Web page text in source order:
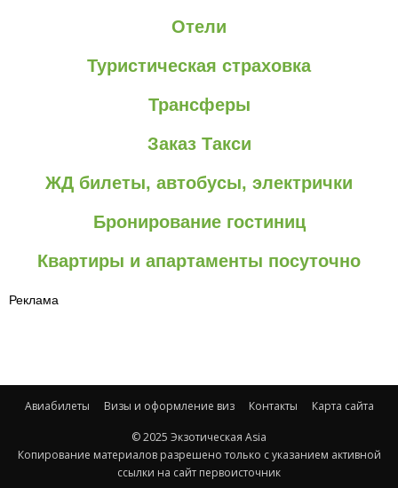
Отели
Туристическая страховка
Трансферы
Заказ Такси
ЖД билеты, автобусы, электрички
Бронирование гостиниц
Квартиры и апартаменты посуточно
Реклама
Авиабилеты Визы и оформление виз Контакты Карта сайта
© 2025 Экзотическая Asia
Копирование материалов разрешено только с указанием активной
ссылки на сайт первоисточник